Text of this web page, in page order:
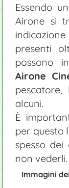
Essendo
Airone si
presenti
possono
Airone
alcuni.
È
per questo
spesso dei
non vederli.
Immagini